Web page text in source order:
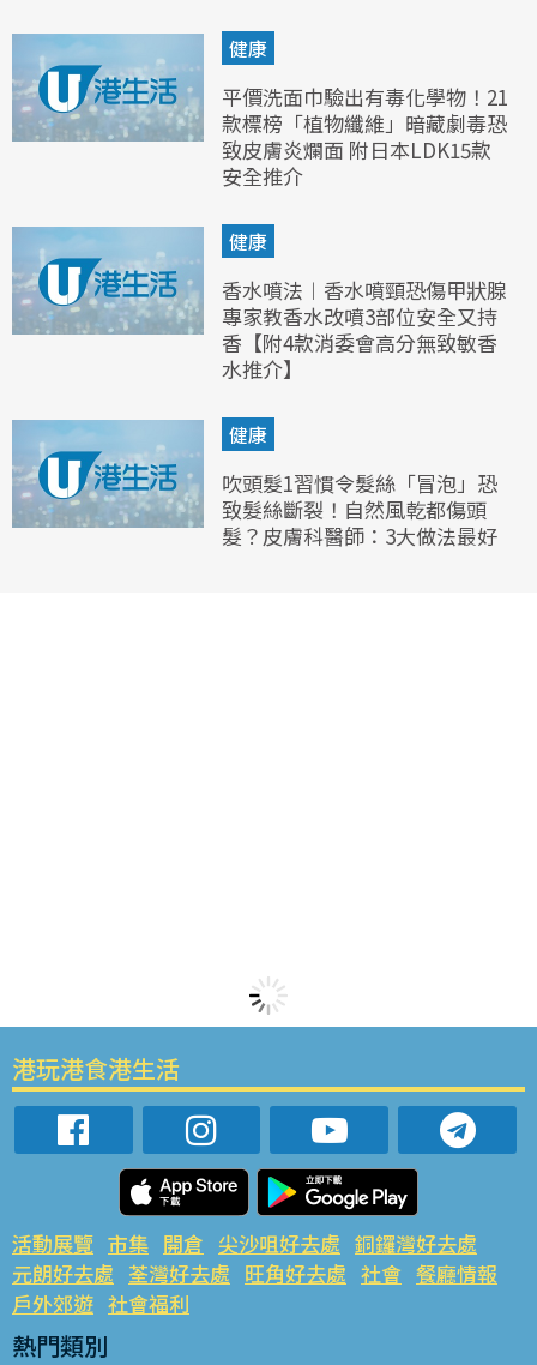
健康
平價洗面巾驗出有毒化學物！21
款標榜「植物纖維」暗藏劇毒恐
致皮膚炎爛面 附日本LDK15款
安全推介
健康
香水噴法︱香水噴頸恐傷甲狀腺
專家教香水改噴3部位安全又持
香【附4款消委會高分無致敏香
水推介】
健康
吹頭髮1習慣令髮絲「冒泡」恐
致髮絲斷裂！自然風乾都傷頭
髮？皮膚科醫師：3大做法最好
港玩港食港生活
活動展覽 市集 開倉 尖沙咀好去處 銅鑼灣好去處
元朗好去處 荃灣好去處 旺角好去處 社會 餐廳情報
戶外郊遊 社會福利
熱門類別